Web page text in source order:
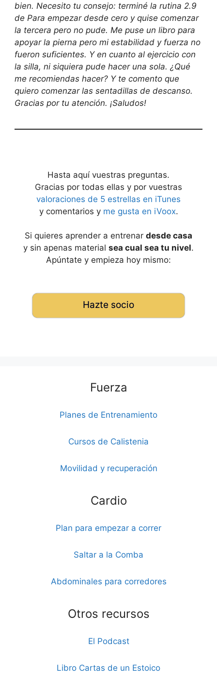
bien. Necesito tu consejo: terminé la rutina 2.9
de Para empezar desde cero y quise comenzar
la tercera pero no pude. Me puse un libro para
apoyar la pierna pero mi estabilidad y fuerza no
fueron suficientes. Y en cuanto al ejercicio con
la silla, ni siquiera pude hacer una sola. ¿Qué
me recomiendas hacer? Y te comento que
quiero comenzar las sentadillas de descanso.
Gracias por tu atención. ¡Saludos!
Hasta aquí vuestras preguntas.
Gracias por todas ellas y por vuestras
valoraciones de 5 estrellas en iTunes
y comentarios y me gusta en iVoox.
Si quieres aprender a entrenar desde casa
y sin apenas material sea cual sea tu nivel.
Apúntate y empieza hoy mismo:
Hazte socio
Fuerza
Planes de Entrenamiento
Cursos de Calistenia
Movilidad y recuperación
Cardio
Plan para empezar a correr
Saltar a la Comba
Abdominales para corredores
Otros recursos
El Podcast
Libro Cartas de un Estoico